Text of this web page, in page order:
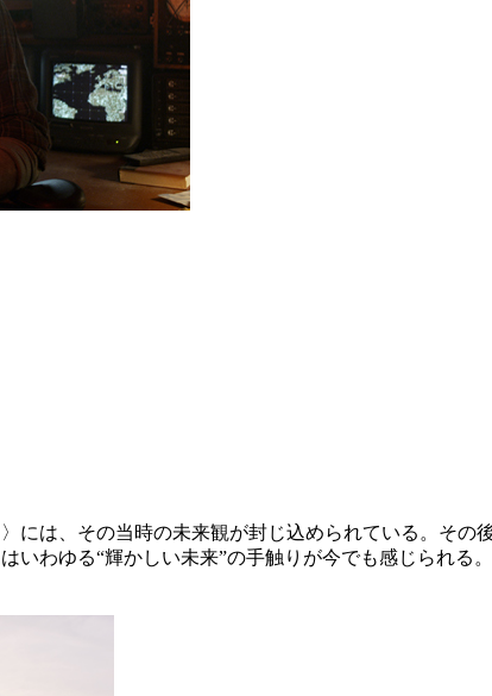
には、その当時の未来観が封じ込められている。そ
いわゆる“輝かしい未来”の手触りが今でも感じられる